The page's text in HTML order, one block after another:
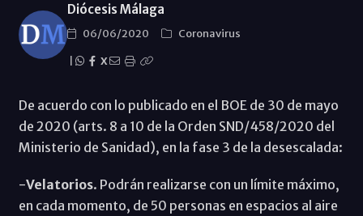
Diócesis Málaga
06/06/2020
Coronavirus
X
De acuerdo con lo publicado en el BOE de 30 de mayo
de 2020 (arts. 8 a 10 de la Orden SND/458/2020 del
Ministerio de Sanidad), en la fase 3 de la desescalada:
-Velatorios. Podrán realizarse con un límite máximo,
en cada momento, de 50 personas en espacios al aire